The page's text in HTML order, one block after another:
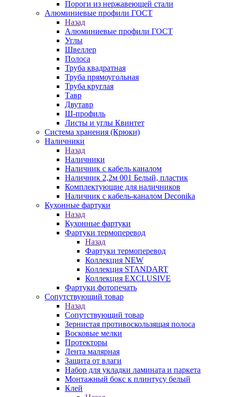
Пороги из нержавеющей стали
Алюминиевые профили ГОСТ
Назад
Алюминиевые профили ГОСТ
Углы
Швеллер
Полоса
Труба квадратная
Труба прямоугольная
Труба круглая
Тавр
Двутавр
Ш-профиль
Листы и углы Квинтет
Система хранения (Крюки)
Наличники
Назад
Наличники
Наличник с кабель каналом
Наличник 2,2м 001 Белый, пластик
Комплектующие для наличников
Наличник с кабель-каналом Deconika
Кухонные фартуки
Назад
Кухонные фартуки
Фартуки термоперевод
Назад
Фартуки термоперевод
Коллекция NEW
Коллекция STANDART
Коллекция EXCLUSIVE
Фартуки фотопечать
Сопутствующий товар
Назад
Сопутствующий товар
Зернистая противоскользящая полоса
Восковые мелки
Протекторы
Лента малярная
Защита от влаги
Набор для укладки ламината и паркета
Монтажный бокс к плинтусу белый
Клей